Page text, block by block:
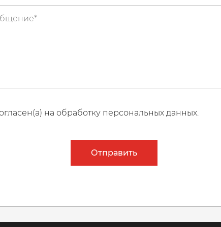
на обработку персональных данных.
Отправить